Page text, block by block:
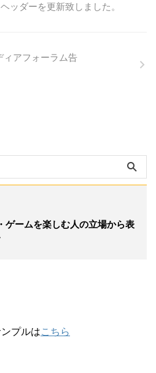
ダーを更新致しました。
アフォーラム告
ゲームを楽しむ人の立場から表
プルはこちら